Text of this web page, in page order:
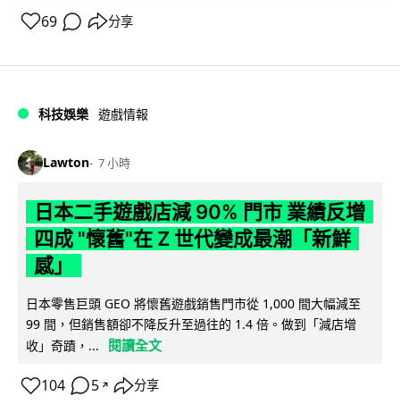
69 分享
科技娛樂 遊戲情報
Lawton 7 小時
日本二手遊戲店減 90% 門市 業績反增
四成 "懷舊"在 Z 世代變成最潮「新鮮
感」
日本零售巨頭 GEO 將懷舊遊戲銷售門市從 1,000 間大幅減至
99 間，但銷售額卻不降反升至過往的 1.4 倍。做到「減店增
收」奇蹟，...
閱讀全文
104 5 ↗ 分享